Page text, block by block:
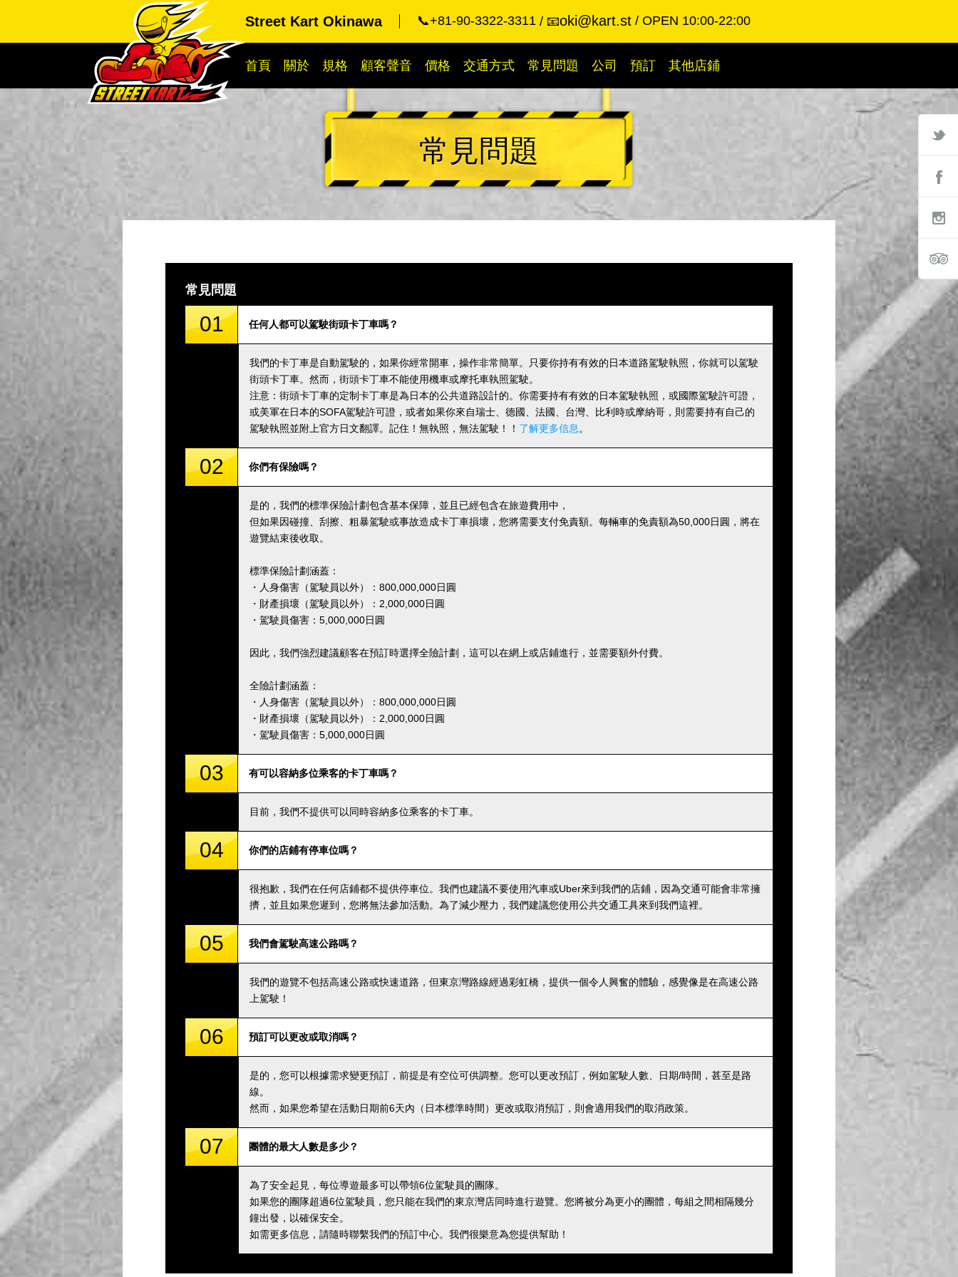
Street Kart Okinawa 📞+81-90-3322-3311 📧oki@kart.st OPEN 10:00-22:00
首頁 關於 規格 顧客聲音 價格 交通方式 常見問題 公司 預訂 其他店鋪
常見問題
常見問題
01 任何人都可以駕駛街頭卡丁車嗎？
我們的卡丁車是自動駕駛的，如果你經常開車，操作非常簡單。只要你持有有效的日本道路駕駛執照，你就可以駕駛
街頭卡丁車。然而，街頭卡丁車不能使用機車或摩托車執照駕駛。
注意：街頭卡丁車的定制卡丁車是為日本的公共道路設計的。你需要持有有效的日本駕駛執照，或國際駕駛許可證，
或美軍在日本的SOFA駕駛許可證，或者如果你來自瑞士、德國、法國、台灣、比利時或摩納哥，則需要持有自己的
駕駛執照並附上官方日文翻譯。記住！無執照，無法駕駛！！ 了解更多信息 。
02 你們有保險嗎？
是的，我們的標準保險計劃包含基本保障，並且已經包含在旅遊費用中，
但如果因碰撞、刮擦、粗暴駕駛或事故造成卡丁車損壞，您將需要支付免責額。每輛車的免責額為50,000日圓，將在
遊覽結束後收取。
標準保險計劃涵蓋：
・人身傷害（駕駛員以外）：800,000,000日圓
・財產損壞（駕駛員以外）：2,000,000日圓
・駕駛員傷害：5,000,000日圓
因此，我們強烈建議顧客在預訂時選擇全險計劃，這可以在網上或店鋪進行，並需要額外付費。
全險計劃涵蓋：
・人身傷害（駕駛員以外）：800,000,000日圓
・財產損壞（駕駛員以外）：2,000,000日圓
・駕駛員傷害：5,000,000日圓
03 有可以容納多位乘客的卡丁車嗎？
目前，我們不提供可以同時容納多位乘客的卡丁車。
04 你們的店鋪有停車位嗎？
很抱歉，我們在任何店鋪都不提供停車位。我們也建議不要使用汽車或Uber來到我們的店鋪，因為交通可能會非常擁
擠，並且如果您遲到，您將無法參加活動。為了減少壓力，我們建議您使用公共交通工具來到我們這裡。
05 我們會駕駛高速公路嗎？
我們的遊覽不包括高速公路或快速道路，但東京灣路線經過彩虹橋，提供一個令人興奮的體驗，感覺像是在高速公路
上駕駛！
06 預訂可以更改或取消嗎？
是的，您可以根據需求變更預訂，前提是有空位可供調整。您可以更改預訂，例如駕駛人數、日期/時間，甚至是路
線。
然而，如果您希望在活動日期前6天內（日本標準時間）更改或取消預訂，則會適用我們的取消政策。
07 團體的最大人數是多少？
為了安全起見，每位導遊最多可以帶領6位駕駛員的團隊。
如果您的團隊超過6位駕駛員，您只能在我們的東京灣店同時進行遊覽。您將被分為更小的團體，每組之間相隔幾分
鐘出發，以確保安全。
如需更多信息，請隨時聯繫我們的預訂中心。我們很樂意為您提供幫助！